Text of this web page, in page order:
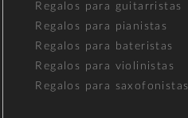
Regalos para guitarristas
Regalos para pianistas
Regalos para bateristas
Regalos para violinistas
Regalos para saxofonistas